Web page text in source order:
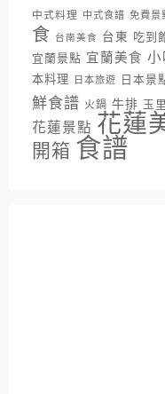
中式料理 中式食譜 免費景
食 台南美食 台東 吃到
宜蘭景點 宜蘭美食 小
本料理
日本旅遊 日本景
鮮食譜 火鍋 牛排 玉里
花蓮景點 花蓮
開箱 食譜